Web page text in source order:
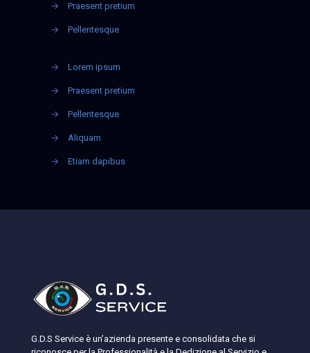
→ Praesent pretium
→ Pellentesque
→ Lorem ipsum
→ Praesent pretium
→ Pellentesque
→ Aliquam
→ Etiam dapibus
G.D.S Service è un’azienda presente e consolidata che si